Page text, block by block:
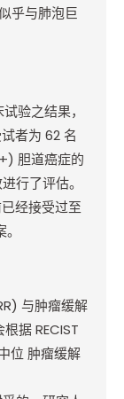
乎与肺泡巨
验之结果，
者为 62 名
胆道癌症的
行了评估。
经接受过至
与肿瘤缓解
根据RECIST
位肿瘤缓解